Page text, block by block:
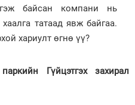
байсан компани нь
татаад явж байгаа.
хариулт өгнө үү?
Гүйцэтгэх захирал